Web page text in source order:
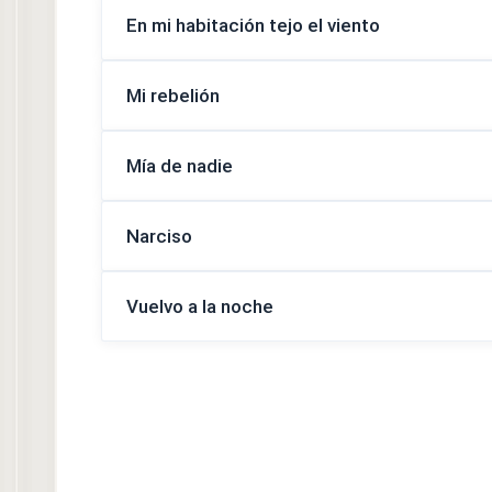
En mi habitación tejo el viento
Mi rebelión
Mía de nadie
Narciso
Vuelvo a la noche